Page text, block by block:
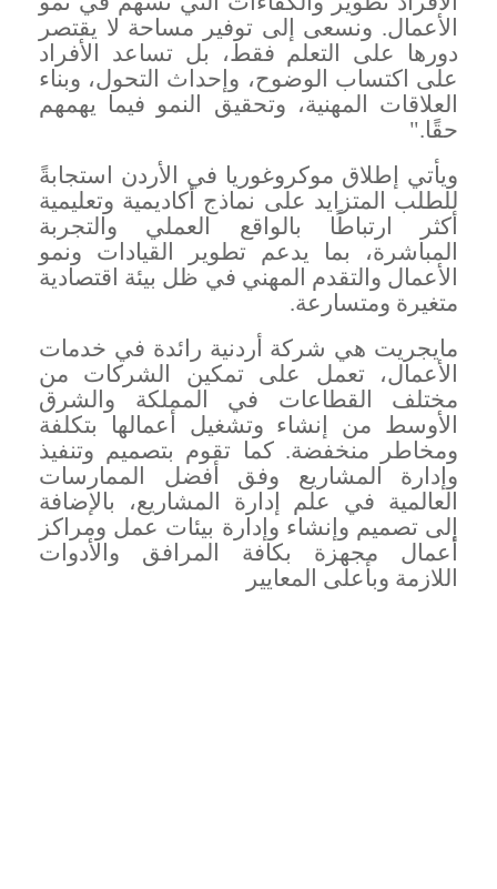
الأعمال. ونسعى إلى توفير مساحة لا يقتصر
دورها على التعلم فقط، بل تساعد الأفراد
على اكتساب الوضوح، وإحداث التحول، وبناء
العلاقات المهنية، وتحقيق النمو فيما يهمهم
حقًا."
ويأتي إطلاق موكروغوريا في الأردن استجابةً
للطلب المتزايد على نماذج أكاديمية وتعليمية
أكثر ارتباطًا بالواقع العملي والتجربة
المباشرة، بما يدعم تطوير القيادات ونمو
الأعمال والتقدم المهني في ظل بيئة اقتصادية
متغيرة ومتسارعة.
مايجريت هي شركة أردنية رائدة في خدمات
الأعمال، تعمل على تمكين الشركات من
مختلف القطاعات في المملكة والشرق
الأوسط من إنشاء وتشغيل أعمالها بتكلفة
ومخاطر منخفضة. كما تقوم بتصميم وتنفيذ
وإدارة المشاريع وفق أفضل الممارسات
العالمية في علم إدارة المشاريع، بالإضافة
إلى تصميم وإنشاء وإدارة بيئات عمل ومراكز
أعمال مجهزة بكافة المرافق والأدوات
اللازمة وبأعلى المعايير